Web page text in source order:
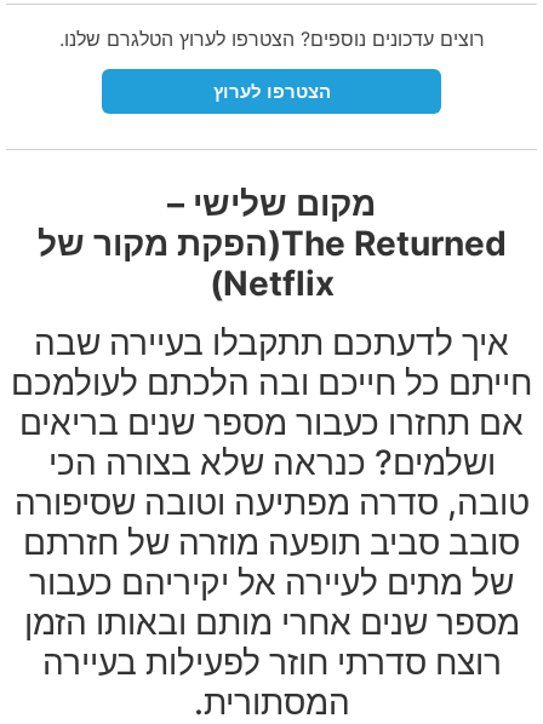
רוצים עדכונים נוספים? הצטרפו לערוץ הטלגרם שלנו.
הצטרפו לערוץ
מקום שלישי –
The Returned(הפקת מקור של
Netflix)
איך לדעתכם תתקבלו בעיירה שבה
חייתם כל חייכם ובה הלכתם לעולמכם
אם תחזרו כעבור מספר שנים בריאים
ושלמים? כנראה שלא בצורה הכי
טובה, סדרה מפתיעה וטובה שסיפורה
סובב סביב תופעה מוזרה של חזרתם
של מתים לעיירה אל יקיריהם כעבור
מספר שנים אחרי מותם ובאותו הזמן
רוצח סדרתי חוזר לפעילות בעיירה
המסתורית.